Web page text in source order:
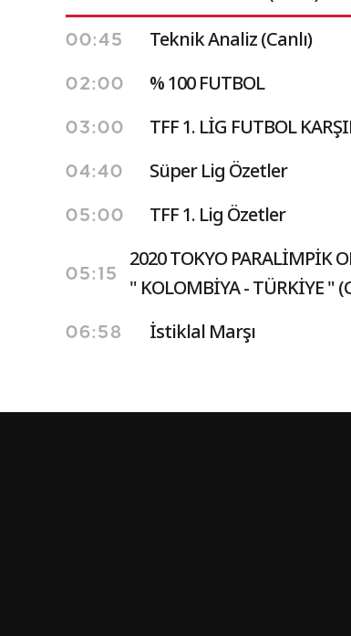
00:45 Teknik Analiz (Canlı)
02:00 % 100 FUTBOL
03:00 TFF 1. LİG FUTBOL
04:40 Süper Lig Özetler
05:00 TFF 1. Lig Özetler
05:15
2020 TOKYO PARALİMPİK
" KOLOMBİYA - TÜRKİYE "
06:58 İstiklal Marşı